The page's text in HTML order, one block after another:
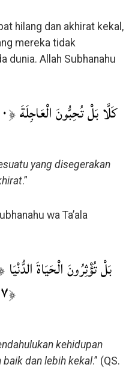
hilang dan akhirat kekal,
mereka tidak
dunia. Allah Subhanahu
كَلَّا بَلْ تُحِبُّونَ الْعَاجِلَةَ ﴿٢٠﴾ وَتَذَرُونَ الْآخِرَةَ ﴿٢١﴾
yang disegerakan
.”
wa Ta’ala
﴿١٧﴾
kehidupan
dan lebih kekal.” (QS.